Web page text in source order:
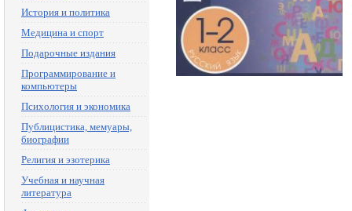
История и политика
Медицина и спорт
Подарочные издания
Программирование и
компьютеры
Психология и экономика
Публицистика, мемуары,
биографии
Религия и эзотерика
Учебная и научная
литература